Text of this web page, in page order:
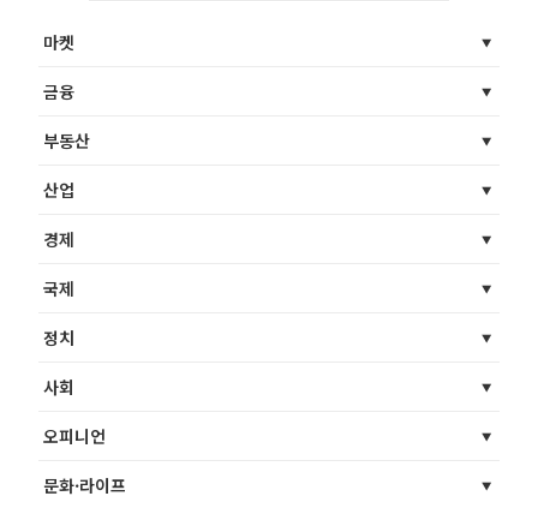
마켓
금융
부동산
산업
경제
국제
정치
사회
오피니언
문화·라이프